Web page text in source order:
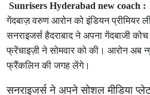
Sunrisers Hyderabad new coach :
गेंदबाज़ वरुण आरोन को इंडियन प्रीमियर
सनराइजर्स हैदराबाद ने अपना गेंदबाजी
फ्रेंचाइज़ी ने सोमवार को की। आरोन अब
फ्रैंकलिन की जगह लेंगे।
सनराइजर्स ने अपने सोशल मीडिया